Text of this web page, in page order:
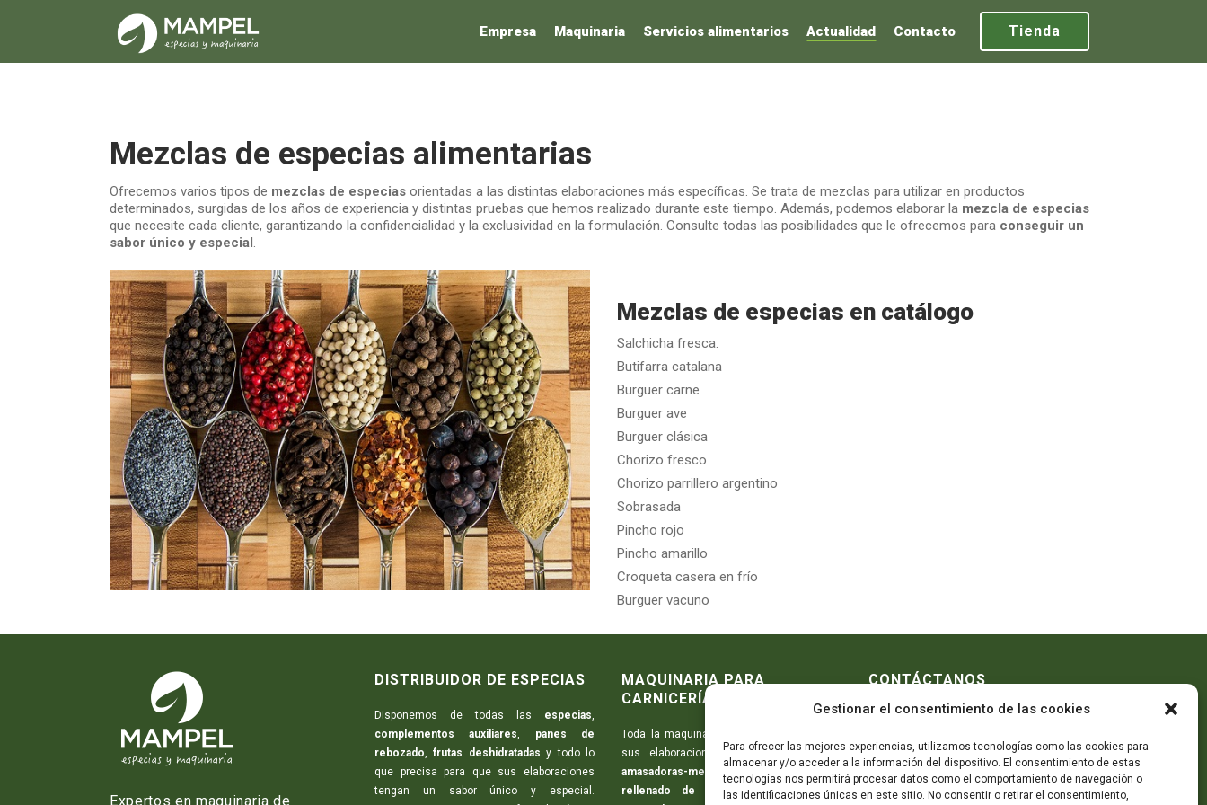
Gestionar el consentimiento de las cookies
Para ofrecer las mejores experiencias, utilizamos tecnologías como las cookies para
almacenar y/o acceder a la información del dispositivo. El consentimiento de estas
tecnologías nos permitirá procesar datos como el comportamiento de navegación o
las identificaciones únicas en este sitio. No consentir o retirar el consentimiento,
Tienda
Empresa Maquinaria Servicios alimentarios Actualidad Contacto
Mezclas de especias alimentarias
Ofrecemos varios tipos de mezclas de especias orientadas a las distintas elaboraciones más específicas. Se trata de mezclas para utilizar en productos
determinados, surgidas de los años de experiencia y distintas pruebas que hemos realizado durante este tiempo. Además, podemos elaborar la mezcla de especias
que necesite cada cliente, garantizando la confidencialidad y la exclusividad en la formulación. Consulte todas las posibilidades que le ofrecemos para conseguir un
sabor único y especial.
Mezclas de especias en catálogo
Salchicha fresca.
Butifarra catalana
Burguer carne
Burguer ave
Burguer clásica
Chorizo fresco
Chorizo parrillero argentino
Sobrasada
Pincho rojo
Pincho amarillo
Croqueta casera en frío
Burguer vacuno
Expertos en maquinaria de
DISTRIBUIDOR DE ESPECIAS
Disponemos de todas las especias,
complementos auxiliares, panes de
rebozado,frutas deshidratadas y todo lo
que precisa para que sus elaboraciones
tengan un sabor único y especial.
MAQUINARIA PARA
CARNICERÍAS
Toda la maquinaria necesaria para realizar
sus elaboraciones:picadoras de carne,
amasadoras-mezcladoras
,
máquinas
rellenado de embutidos,máquinas de
CONTÁCTANOS
Telf: 605 78 73 48
Mándanos un mail